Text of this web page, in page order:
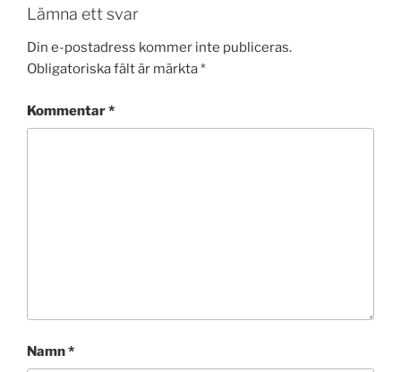
Lämna ett svar
Din e-postadress kommer inte publiceras.
Obligatoriska fält är märkta*
Kommentar*
Namn*